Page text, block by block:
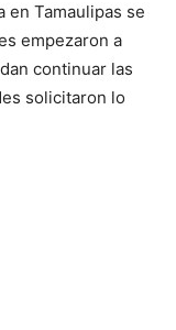
en Tamaulipas se
empezaron a
continuar las
solicitaron lo